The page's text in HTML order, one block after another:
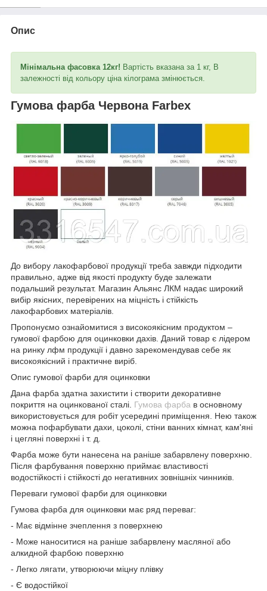
Опис
Мінімальна фасовка 12кг! Вартість вказана за 1 кг, В
залежності від кольору ціна кілограма змінюється.
Гумова фарба Червона Farbex
До вибору лакофарбової продукції треба завжди підходити
правильно, адже від якості продукту буде залежати
подальший результат. Магазин Альянс ЛКМ надає широкий
вибір якісних, перевірених на міцність і стійкість
лакофарбових матеріалів.
Пропонуємо ознайомитися з високоякісним продуктом –
гумової фарбою для оцинковки дахів. Даний товар є лідером
на ринку лфм продукції і давно зарекомендував себе як
високоякісний і практичне виріб.
Опис гумової фарби для оцинковки
Дана фарба здатна захистити і створити декоративне
покриття на оцинкованої сталі. Гумова фарба в основному
використовується для робіт усередині приміщення. Нею також
можна пофарбувати дахи, цоколі, стіни ванних кімнат, кам'яні
і цегляні поверхні і т. д.
Фарба може бути нанесена на раніше забарвлену поверхню.
Після фарбування поверхню приймає властивості
водостійкості і стійкості до негативних зовнішніх чинників.
Переваги гумової фарби для оцинковки
Гумова фарба для оцинковки має ряд переваг:
- Має відмінне зчеплення з поверхнею
- Може наноситися на раніше забарвлену масляної або
алкидной фарбою поверхню
- Легко лягати, утворюючи міцну плівку
- Є водостійкої